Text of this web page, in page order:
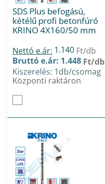
SDS Plus befogású,
kétélű profi betonfúró
KRINO 4X160/50 mm
Nettó e.ár: 1.140 Ft/db
Bruttó e.ár: 1.448 Ft/db
Kiszerelés: 1db/csomag
Központi raktáron